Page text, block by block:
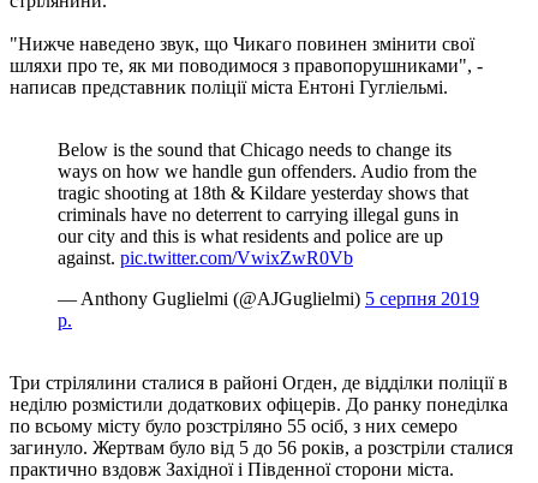
"Нижче наведено звук, що Чикаго повинен змінити свої
шляхи про те, як ми поводимося з правопорушниками", -
написав представник поліції міста Ентоні Гугліельмі.
Below is the sound that Chicago needs to change its
ways on how we handle gun offenders. Audio from the
tragic shooting at 18th & Kildare yesterday shows that
criminals have no deterrent to carrying illegal guns in
our city and this is what residents and police are up
against. pic.twitter.com/VwixZwR0Vb
— Anthony Guglielmi (@AJGuglielmi) 5 серпня 2019
р.
Три стрілялини сталися в районі Огден, де відділки поліції в
неділю розмістили додаткових офіцерів. До ранку понеділка
по всьому місту було розстріляно 55 осіб, з них семеро
загинуло. Жертвам було від 5 до 56 років, а розстріли сталися
практично вздовж Західної і Південної сторони міста.